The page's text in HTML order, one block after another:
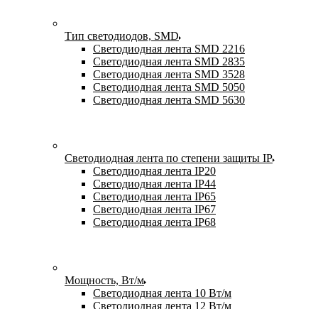
Тип светодиодов, SMD
Cветодиодная лента SMD 2216
Светодиодная лента SMD 2835
Светодиодная лента SMD 3528
Светодиодная лента SMD 5050
Светодиодная лента SMD 5630
Светодиодная лента по степени защиты IP
Светодиодная лента IP20
Светодиодная лента IP44
Светодиодная лента IP65
Светодиодная лента IP67
Светодиодная лента IP68
Мощность, Вт/м
Светодиодная лента 10 Вт/м
Светодиодная лента 12 Вт/м